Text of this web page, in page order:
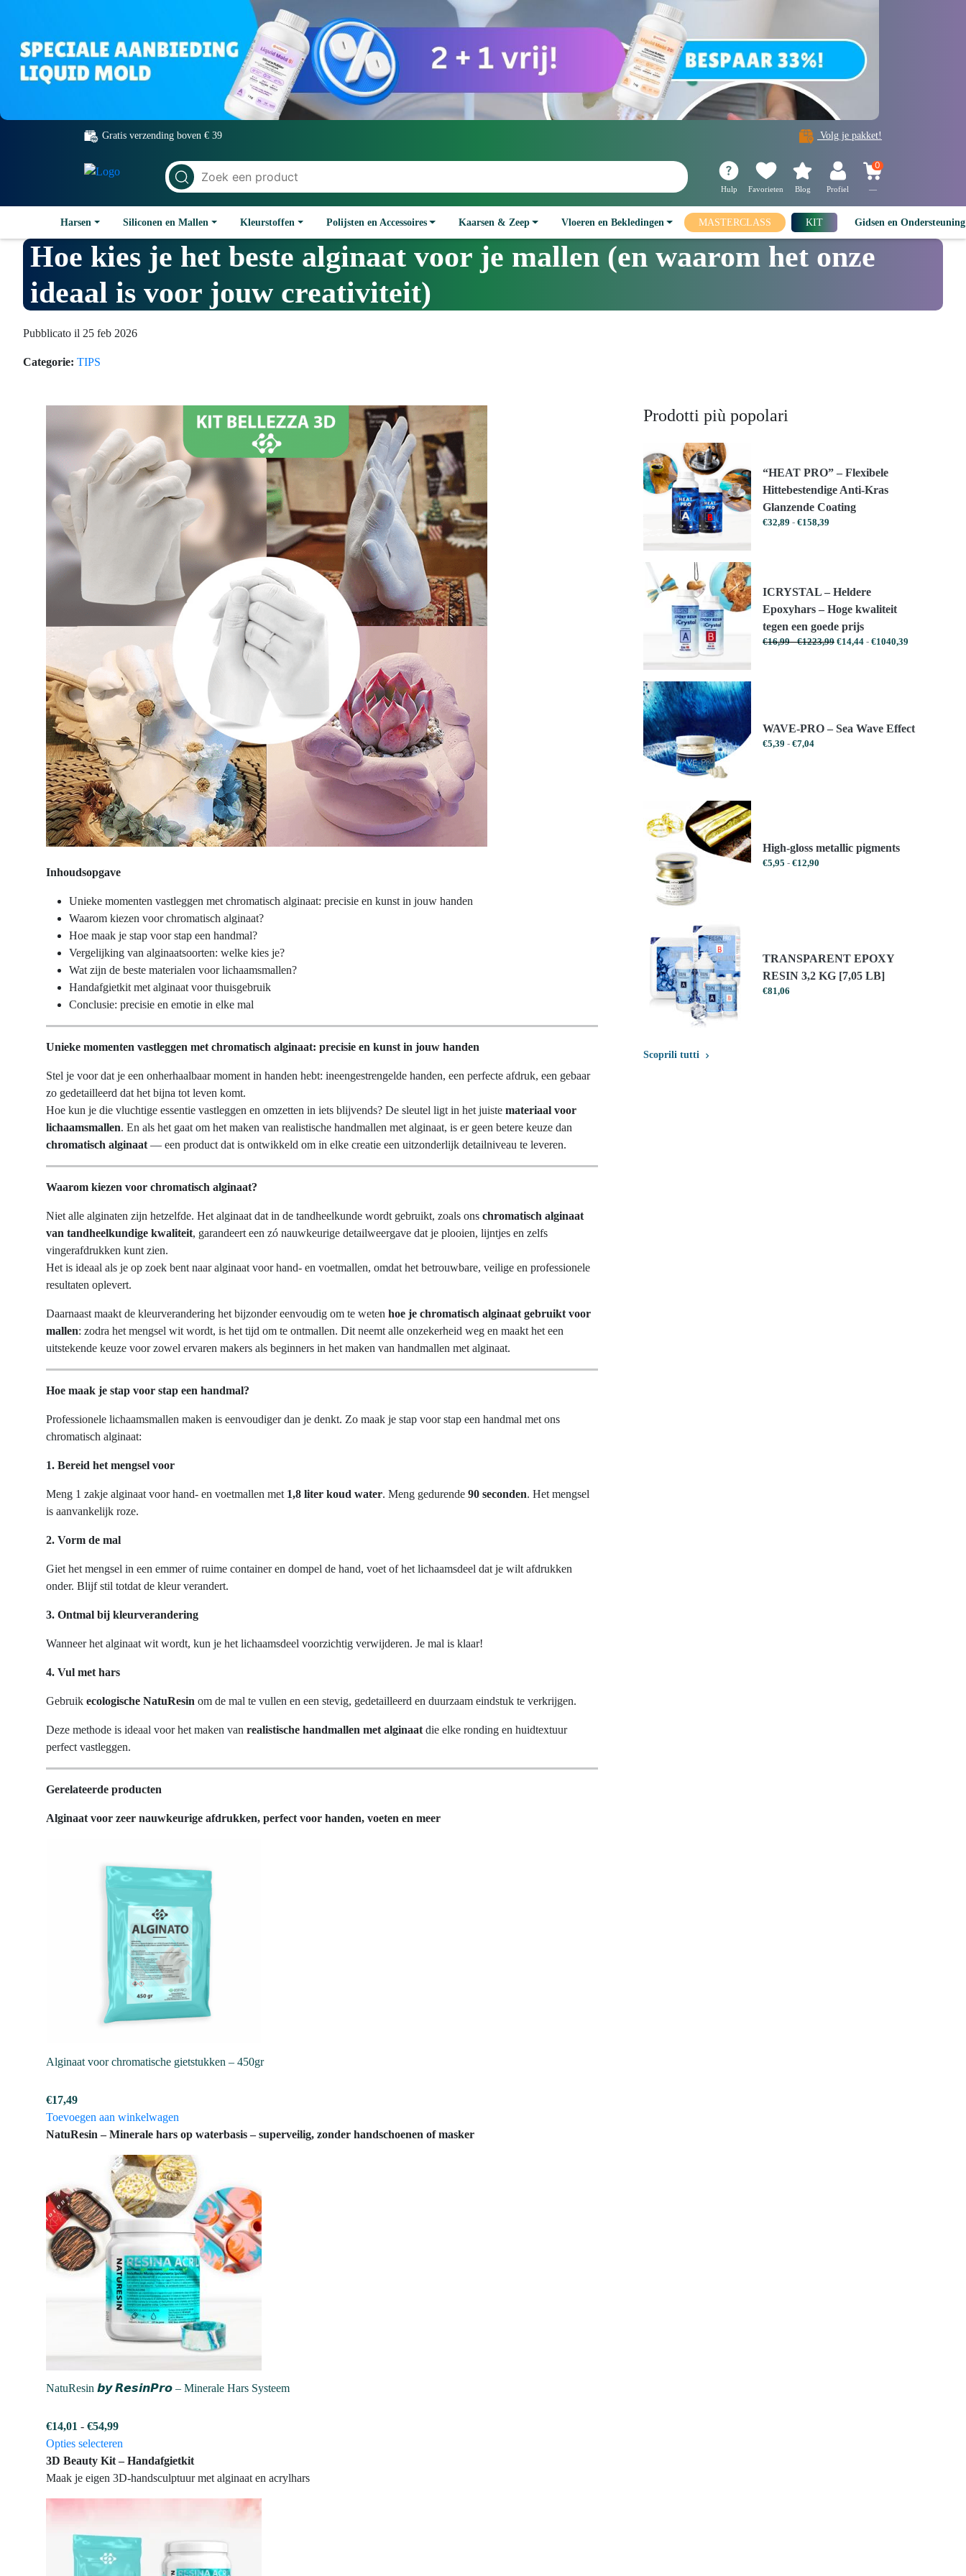
Gratis verzending boven € 39 Volg je pakket!
Hulp Favorieten Blog Profiel
0
—
Harsen Siliconen en Mallen Kleurstoffen Polijsten en Accessoires Kaarsen & Zeep Vloeren en Bekledingen MASTERCLASS KIT Gidsen en
Hoe kies je het beste alginaat voor je mallen (en waarom het onze
ideaal is voor jouw creativiteit)
Pubblicato il 25 feb 2026
Categorie: TIPS
Inhoudsopgave
Unieke momenten vastleggen met chromatisch alginaat: precisie en kunst in jouw handen
Waarom kiezen voor chromatisch alginaat?
Hoe maak je stap voor stap een handmal?
Vergelijking van alginaatsoorten: welke kies je?
Wat zijn de beste materialen voor lichaamsmallen?
Handafgietkit met alginaat voor thuisgebruik
Conclusie: precisie en emotie in elke mal
Unieke momenten vastleggen met chromatisch alginaat: precisie en kunst in jouw handen
Stel je voor dat je een onherhaalbaar moment in handen hebt: ineengestrengelde handen, een perfecte afdruk, een gebaar
zo gedetailleerd dat het bijna tot leven komt.
Hoe kun je die vluchtige essentie vastleggen en omzetten in iets blijvends? De sleutel ligt in het juiste materiaal voor
lichaamsmallen. En als het gaat om het maken van realistische handmallen met alginaat, is er geen betere keuze dan
chromatisch alginaat— een product dat is ontwikkeld om in elke creatie een uitzonderlijk detailniveau te leveren.
Waarom kiezen voor chromatisch alginaat?
Niet alle alginaten zijn hetzelfde. Het alginaat dat in de tandheelkunde wordt gebruikt, zoals ons chromatisch alginaat
van tandheelkundige kwaliteit, garandeert een zó nauwkeurige detailweergave dat je plooien, lijntjes en zelfs
vingerafdrukken kunt zien.
Het is ideaal als je op zoek bent naar alginaat voor hand- en voetmallen, omdat het betrouwbare, veilige en professionele
resultaten oplevert.
Daarnaast maakt de kleurverandering het bijzonder eenvoudig om te weten hoe je chromatisch alginaat gebruikt voor
mallen: zodra het mengsel wit wordt, is het tijd om te ontmallen. Dit neemt alle onzekerheid weg en maakt het een
uitstekende keuze voor zowel ervaren makers als beginners in het maken van handmallen met alginaat.
Hoe maak je stap voor stap een handmal?
Professionele lichaamsmallen maken is eenvoudiger dan je denkt. Zo maak je stap voor stap een handmal met ons
chromatisch alginaat:
1. Bereid het mengsel voor
Meng 1 zakje alginaat voor hand- en voetmallen met 1,8 liter koud water. Meng gedurende 90 seconden. Het mengsel
is aanvankelijk roze.
2. Vorm de mal
Giet het mengsel in een emmer of ruime container en dompel de hand, voet of het lichaamsdeel dat je wilt afdrukken
onder. Blijf stil totdat de kleur verandert.
3. Ontmal bij kleurverandering
Wanneer het alginaat wit wordt, kun je het lichaamsdeel voorzichtig verwijderen. Je mal is klaar!
4. Vul met hars
Gebruik ecologische NatuResin om de mal te vullen en een stevig, gedetailleerd en duurzaam eindstuk te verkrijgen.
Deze methode is ideaal voor het maken van realistische handmallen met alginaatdie elke ronding en huidtextuur
perfect vastleggen.
Gerelateerde producten
Alginaat voor zeer nauwkeurige afdrukken, perfect voor handen, voeten en meer
Alginaat voor chromatische gietstukken – 450gr
€17,49
Toevoegen aan winkelwagen
NatuResin – Minerale hars op waterbasis – superveilig, zonder handschoenen of masker
NatuResin 𝙗𝙮 𝙍𝙚𝙨𝙞𝙣𝙋𝙧𝙤 – Minerale Hars Systeem
€14,01 - €54,99Prijsklasse:
€14,01
tot
€54,99
Opties selecteren
product
heeft
optie
3D Beauty Kit – Handafgietkit
Maak je eigen 3D-handsculptuur met alginaat en acrylhars
Prodotti più popolari
“HEAT PRO” – Flexibele
Hittebestendige Anti-Kras
Glanzende Coating
€32,89 - €158,39Prijsklasse:
ICRYSTAL – Heldere
Epoxyhars – Hoge kwaliteit
tegen een goede prijs
€16,99 - €1223,99Prijsklasse:
€14,44 - €1040,39Prijsklasse:
WAVE-PRO – Sea Wave Effect
€5,39 - €7,04Prijsklasse:
High-gloss metallic pigments
€5,95 - €12,90Prijsklasse:
TRANSPARENT EPOXY
RESIN 3,2 KG [7,05 LB]
€81,06
Scoprili tutti